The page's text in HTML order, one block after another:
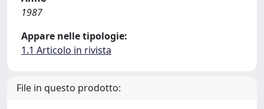
1987
Appare nelle tipologie:
1.1 Articolo in rivista
File in questo prodotto: